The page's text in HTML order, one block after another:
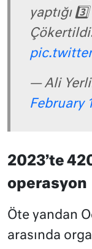
yaptığı
— Ali
February
2023’te
operasyon
Öte yandan
arasında